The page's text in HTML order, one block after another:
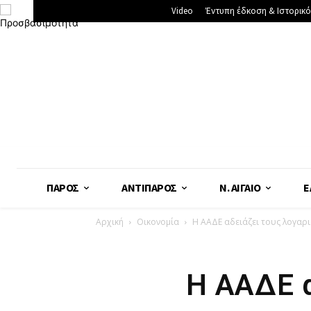
Video Έντυπη έδκοση &
ΠΆΡΟΣ ΑΝΤΊΠΑΡΟΣ Ν. ΑΙΓΑΊΟ
Αρχική Οικονομία Η ΑΑΔΕ αδειάζει τους
Η ΑΑΔΕ